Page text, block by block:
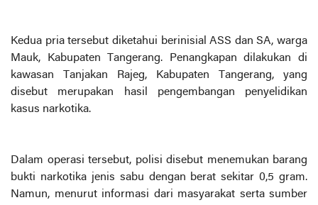
Kedua pria tersebut diketahui berinisial ASS dan SA, warga
Mauk, Kabupaten Tangerang. Penangkapan dilakukan di
kawasan Tanjakan Rajeg, Kabupaten Tangerang, yang
disebut merupakan hasil pengembangan penyelidikan
kasus narkotika.
Dalam operasi tersebut, polisi disebut menemukan barang
bukti narkotika jenis sabu dengan berat sekitar 0,5 gram.
Namun, menurut informasi dari masyarakat serta sumber